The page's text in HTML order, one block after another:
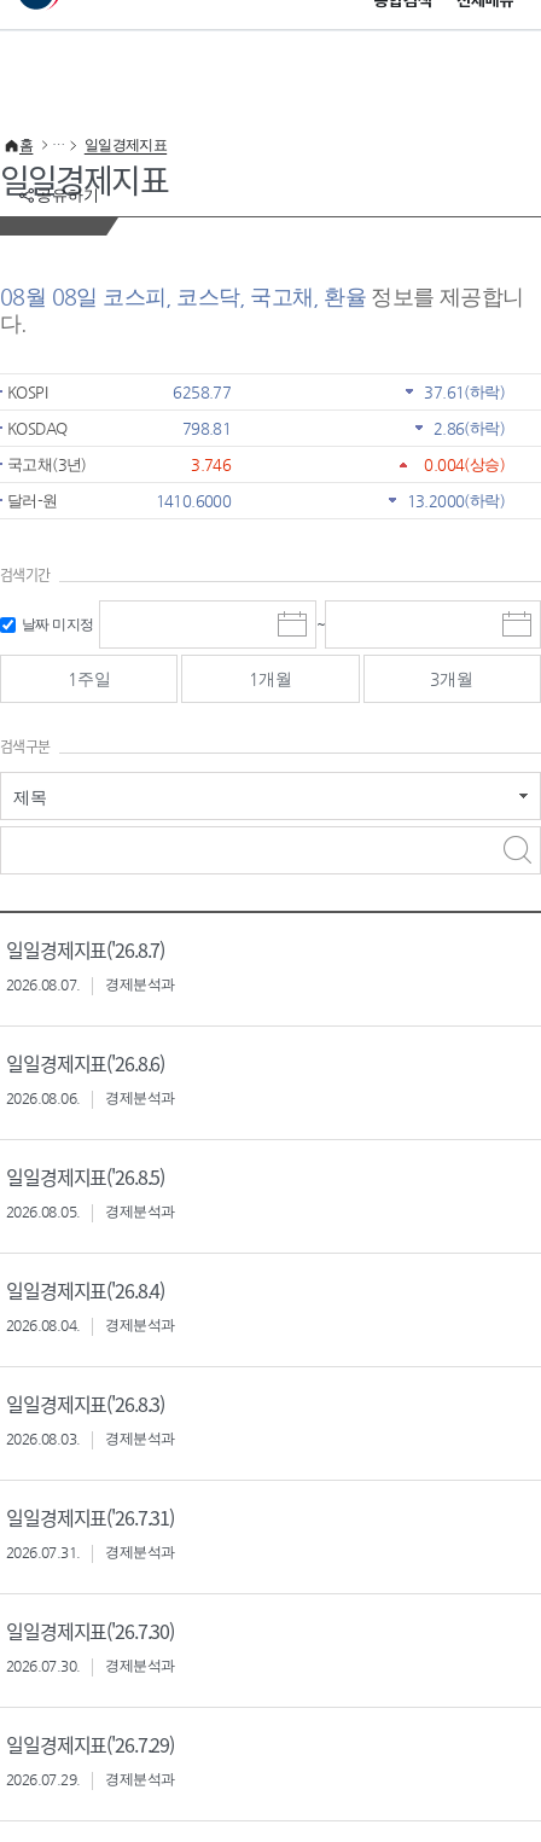
이 누리집은 대한민국 공식 전자정부 누리집입니다.
공유하기
홈 일일경제지표
일일경제지표
08월 08일 코스피, 코스닥, 국고채, 환율 정보를 제공합니
다.
KOSPI 6258.77 37.61 (하락)
KOSDAQ
798.81 2.86(하락)
국고채(3년)
3.746 0.004(상승)
달러-원
1410.6000 13.2000(하락)
검색기간
날짜 미지정
시
작
일
선
~
종
료
선
1주일 1개월 3개월
검색구분
제목
일일경제지표('26.8.7)
2026.08.07. 경제분석과
일일경제지표('26.8.6)
2026.08.06. 경제분석과
일일경제지표('26.8.5)
2026.08.05. 경제분석과
일일경제지표('26.8.4)
2026.08.04. 경제분석과
일일경제지표('26.8.3)
2026.08.03. 경제분석과
일일경제지표('26.7.31)
2026.07.31. 경제분석과
일일경제지표('26.7.30)
2026.07.30. 경제분석과
일일경제지표('26.7.29)
2026.07.29. 경제분석과